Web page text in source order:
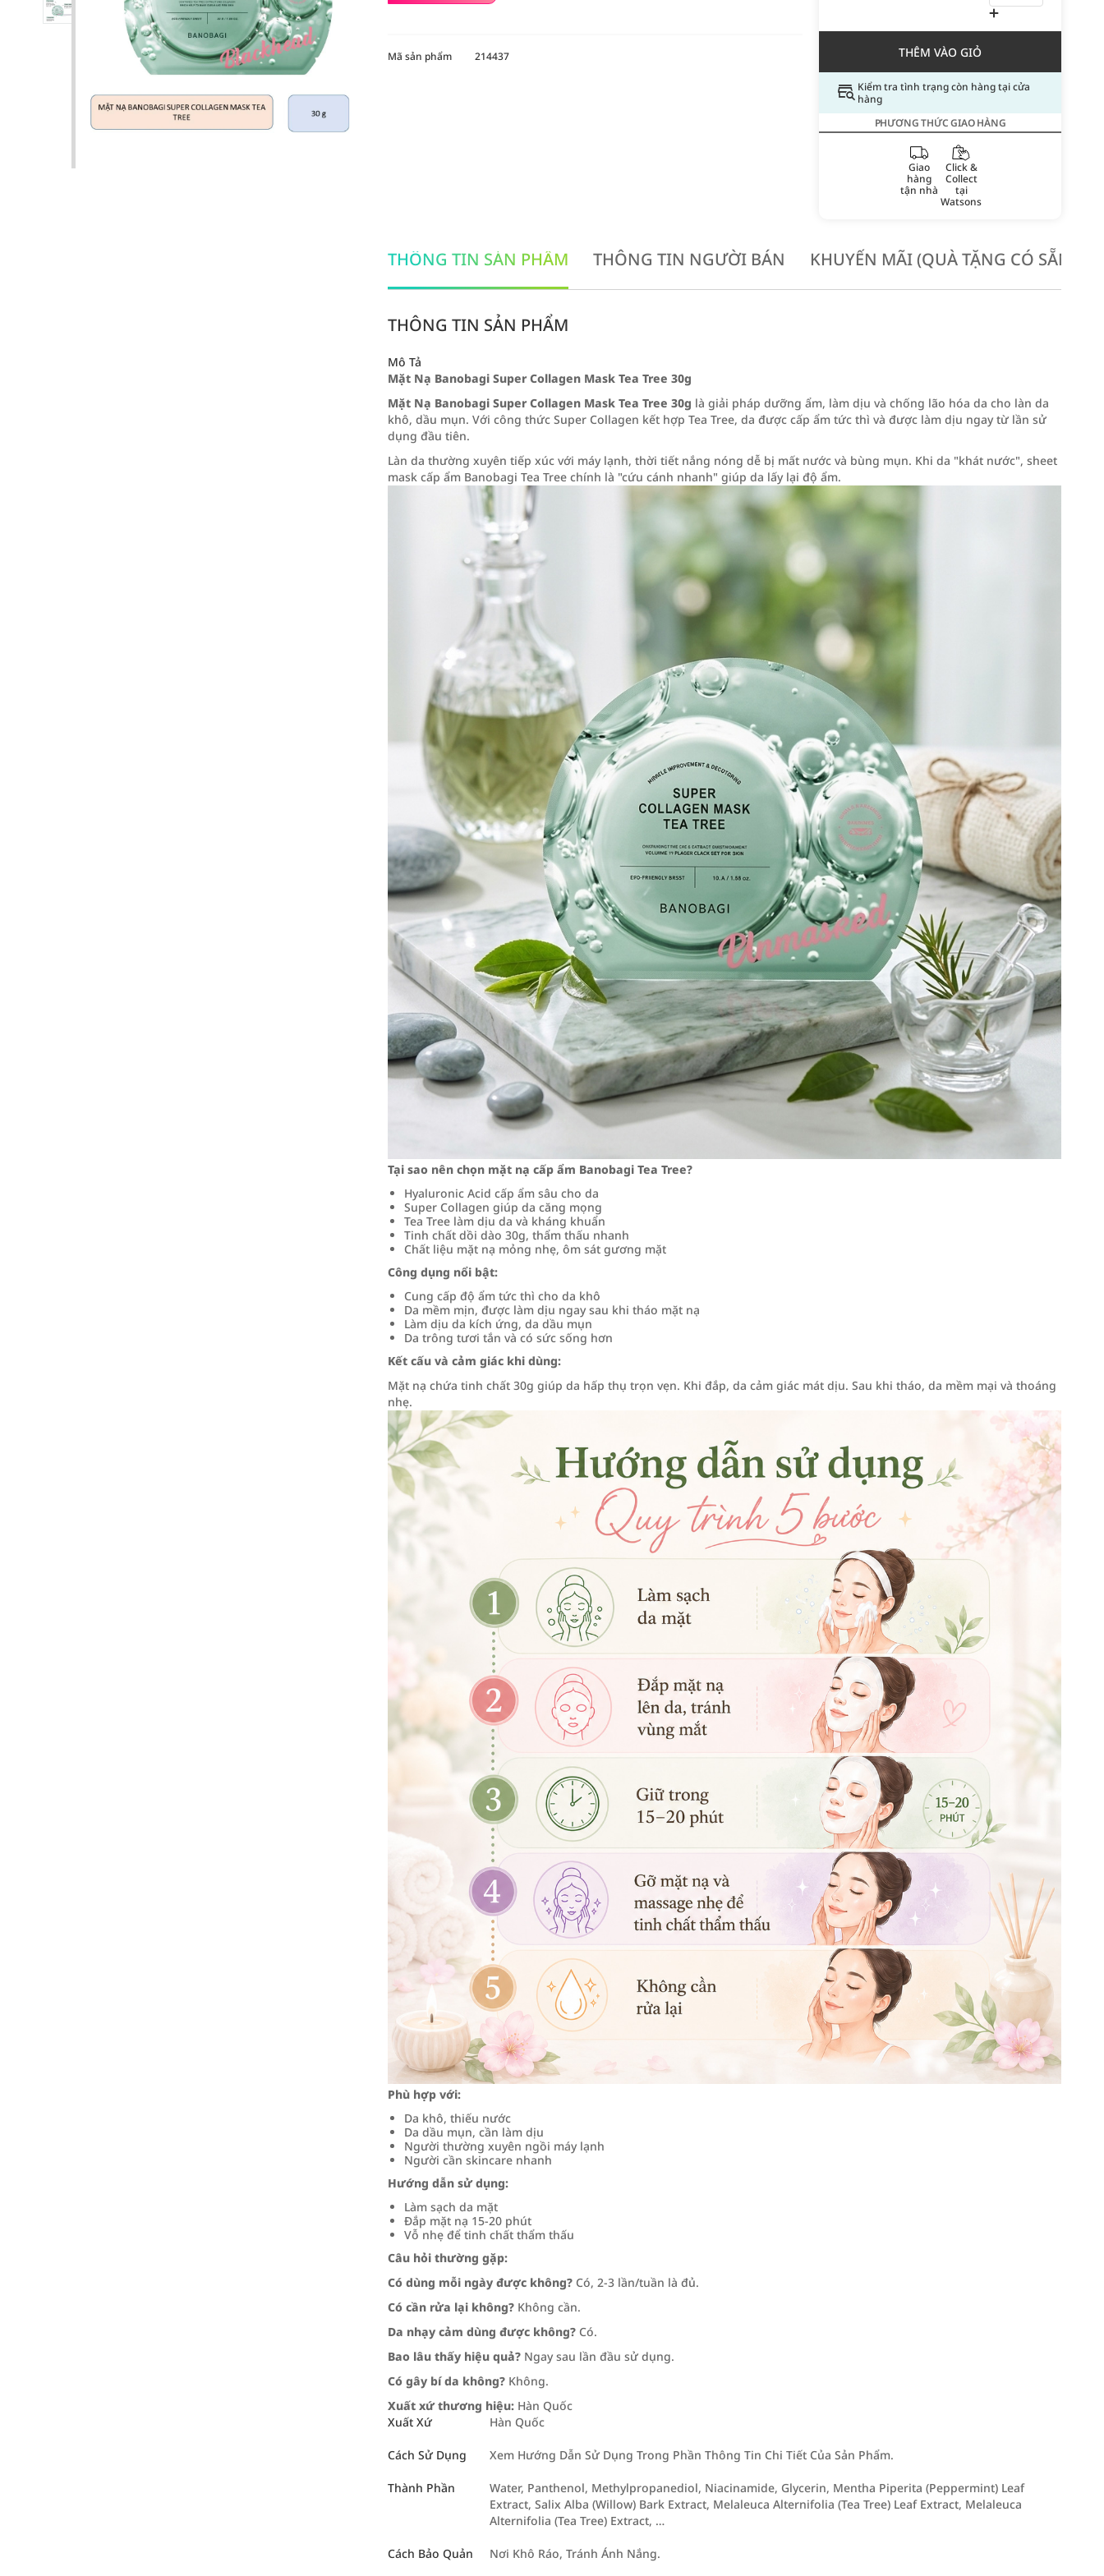
THÊM VÀO GIỎ
Kiểm tra tình trạng còn hàng tại cửa
hàng
PHƯƠNG THỨC GIAO HÀNG
Giao
hàng
tận nhà
Click &
Collect
tại
Watsons
Mã sản phẩm 214437
THÔNG TIN SẢN PHẨM THÔNG TIN NGƯỜI BÁN KHUYẾN MÃI (QUÀ TẶNG CÓ SẴN
THÔNG TIN SẢN PHẨM
Mô Tả
Mặt Nạ Banobagi Super Collagen Mask Tea Tree 30g
Mặt Nạ Banobagi Super Collagen Mask Tea Tree 30g là giải pháp dưỡng ẩm, làm dịu và chống lão hóa da cho làn da
khô, dầu mụn. Với công thức Super Collagen kết hợp Tea Tree, da được cấp ẩm tức thì và được làm dịu ngay từ lần sử
dụng đầu tiên.
Làn da thường xuyên tiếp xúc với máy lạnh, thời tiết nắng nóng dễ bị mất nước và bùng mụn. Khi da "khát nước", sheet
mask cấp ẩm Banobagi Tea Tree chính là "cứu cánh nhanh" giúp da lấy lại độ ẩm.
Tại sao nên chọn mặt nạ cấp ẩm Banobagi Tea Tree?
Hyaluronic Acid cấp ẩm sâu cho da
Super Collagen giúp da căng mọng
Tea Tree làm dịu da và kháng khuẩn
Tinh chất dồi dào 30g, thẩm thấu nhanh
Chất liệu mặt nạ mỏng nhẹ, ôm sát gương mặt
Công dụng nổi bật:
Cung cấp độ ẩm tức thì cho da khô
Da mềm mịn, được làm dịu ngay sau khi tháo mặt nạ
Làm dịu da kích ứng, da dầu mụn
Da trông tươi tắn và có sức sống hơn
Kết cấu và cảm giác khi dùng:
Mặt nạ chứa tinh chất 30g giúp da hấp thụ trọn vẹn. Khi đắp, da cảm giác mát dịu. Sau khi tháo, da mềm mại và thoáng
nhẹ.
Phù hợp với:
Da khô, thiếu nước
Da dầu mụn, cần làm dịu
Người thường xuyên ngồi máy lạnh
Người cần skincare nhanh
Hướng dẫn sử dụng:
Làm sạch da mặt
Đắp mặt nạ 15-20 phút
Vỗ nhẹ để tinh chất thẩm thấu
Câu hỏi thường gặp:
Có dùng mỗi ngày được không? Có, 2-3 lần/tuần là đủ.
Có cần rửa lại không? Không cần.
Da nhạy cảm dùng được không? Có.
Bao lâu thấy hiệu quả? Ngay sau lần đầu sử dụng.
Có gây bí da không? Không.
Xuất xứ thương hiệu: Hàn Quốc
Xuất Xứ
Hàn Quốc
Cách Sử Dụng Xem Hướng Dẫn Sử Dụng Trong Phần Thông Tin Chi Tiết Của Sản Phẩm.
Thành Phần
Water, Panthenol, Methylpropanediol, Niacinamide, Glycerin, Mentha Piperita (Peppermint) Leaf
Extract, Salix Alba (Willow) Bark Extract, Melaleuca Alternifolia (Tea Tree) Leaf Extract, Melaleuca
Alternifolia (Tea Tree) Extract, …
Cách Bảo Quản Nơi Khô Ráo, Tránh Ánh Nắng.